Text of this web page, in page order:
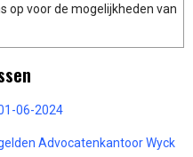
op voor de mogelijkheden van
06-2024
Advocatenkantoor Wyck